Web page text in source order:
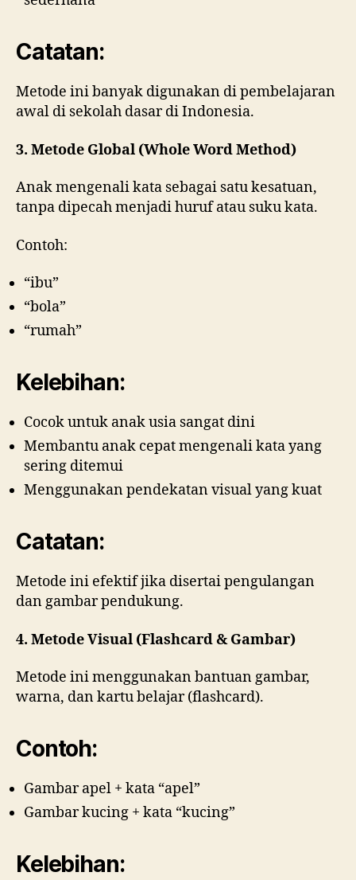
Catatan:
Metode ini banyak digunakan di pembelajaran
awal di sekolah dasar di Indonesia.
3. Metode Global (Whole Word Method)
Anak mengenali kata sebagai satu kesatuan,
tanpa dipecah menjadi huruf atau suku kata.
Contoh:
“ibu”
“bola”
“rumah”
Kelebihan:
Cocok untuk anak usia sangat dini
Membantu anak cepat mengenali kata yang
sering ditemui
Menggunakan pendekatan visual yang kuat
Catatan:
Metode ini efektif jika disertai pengulangan
dan gambar pendukung.
4. Metode Visual (Flashcard & Gambar)
Metode ini menggunakan bantuan gambar,
warna, dan kartu belajar (flashcard).
Contoh:
Gambar apel + kata “apel”
Gambar kucing + kata “kucing”
Kelebihan: